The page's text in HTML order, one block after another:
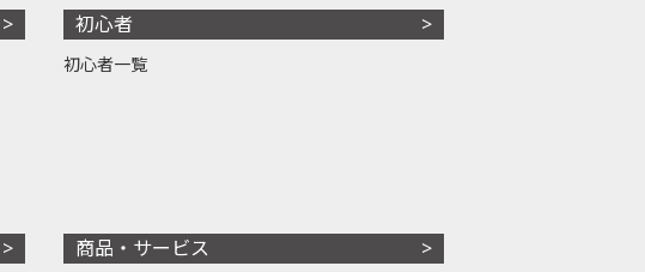
初心者
初心者一覧
商品・サービス